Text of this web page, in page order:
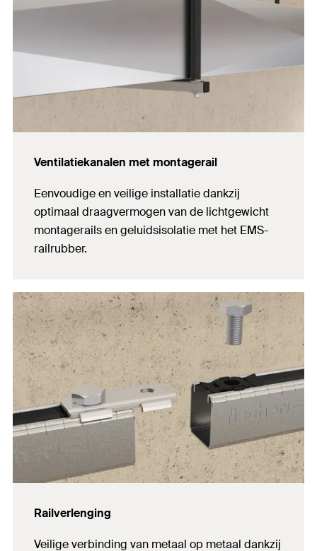
Ventilatiekanalen met montagerail
Eenvoudige en veilige installatie dankzij
optimaal draagvermogen van de lichtgewicht
montagerails en geluidsisolatie met het EMS-
railrubber.
Railverlenging
Veilige verbinding van metaal op metaal dankzij